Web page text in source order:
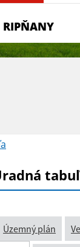
RIPŇANY
Územný plán